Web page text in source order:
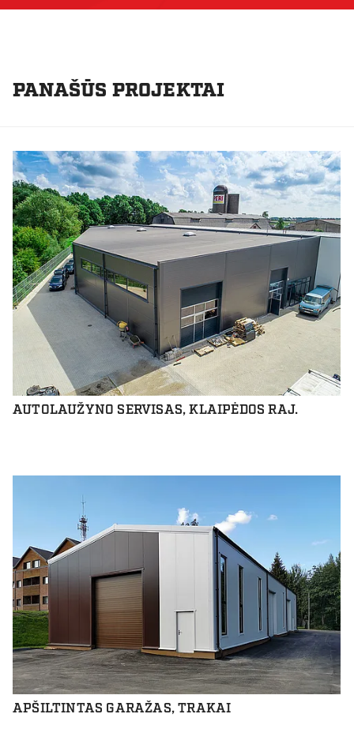
PANAŠŪS PROJEKTAI
AUTOLAUŽYNO SERVISAS, KLAIPĖDOS RAJ.
APŠILTINTAS GARAŽAS, TRAKAI